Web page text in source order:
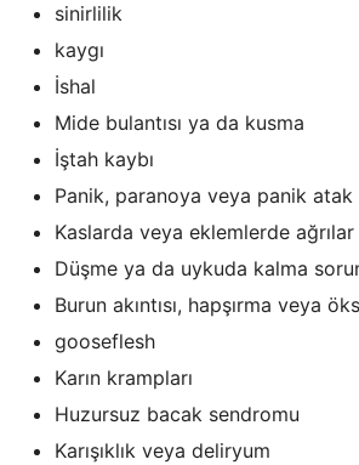
sinirlilik
kaygı
İshal
Mide bulantısı ya da kusma
İştah kaybı
Panik, paranoya veya panik atak
Kaslarda veya eklemlerde ağrılar
Düşme ya da uykuda kalma
Burun akıntısı, hapşırma veya
gooseflesh
Karın krampları
Huzursuz bacak sendromu
Karışıklık veya deliryum